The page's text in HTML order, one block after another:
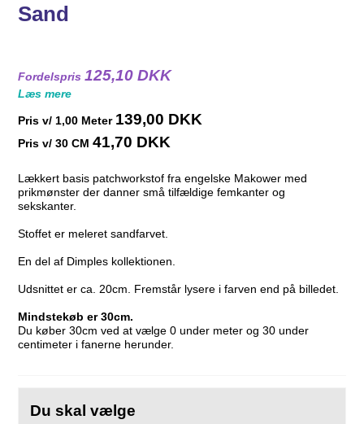
Sand
Fordelspris125,10 DKK
Læs mere
Pris v/ 1,00 Meter 139,00 DKK
Pris v/ 30 CM 41,70 DKK
Lækkert basis patchworkstof fra engelske Makower med
prikmønster der danner små tilfældige femkanter og
sekskanter.
Stoffet er meleret sandfarvet.
En del af Dimples kollektionen.
Udsnittet er ca. 20cm. Fremstår lysere i farven end på billedet.
Mindstekøb er 30cm.
Du køber 30cm ved at vælge 0 under meter og 30 under
centimeter i fanerne herunder.
Du skal vælge